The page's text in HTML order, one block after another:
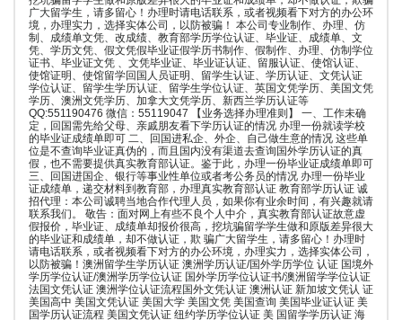
广大留学生，请多留心！办理时请电话联系，或者视频看下对方的办公环
境，办理实力，选择实体公司，以防被骗！ 本公司专业制作、办理、仿
制、成绩单文凭、改成绩、教育部学历学位认证、毕业证、成绩单、文
凭、学历文凭、假文凭假毕业证假学历书制作、假制作、办理、仿制学位
证书、毕业证文凭 、文凭毕业证、毕业证认证、留服认证、使馆认证、
使馆证明、使馆留学回国人员证明、留学生认证、学历认证、文凭认证
学位认证、留学生学历认证、留学生学位认证、英国文凭学历、美国文凭
学历、澳洲文凭学历、加拿大文凭学历、新西兰学历认证等
QQ:551190476 微信：55119047 【业务选择办理准则】 一、工作未确
定，回国需先给父母、亲戚朋友看下学历认证的情况 办理一份就读学校
的毕业证成绩单即可 二、回国进私企、外企、自己做生意的情况 这些单
位是不查询毕业证真伪的，而且国内没有渠道去查询国外学历认证的真
假，也不需要提供真实教育部认证。鉴于此，办理一份毕业证成绩单即可
三、回国进国企、银行等事业性单位或者考公务员的情况 办理一份毕业
证成绩单，递交材料到教育部，办理真实教育部认证 教育部学历认证 诚
招代理：本公司诚聘当地合作代理人员，如果你有业余时间，有兴趣就请
联系我们。 敬告：面对网上有些不良个人中介，真实教育部认证故意虚
假报价，毕业证、成绩单却报价很高，挖坑骗留学学生做和原版差异很大
的毕业证和成绩单，却不做认证，欺 骗广大留学生，请多留心！办理时
请电话联系，或者视频看下对方的办公环境，办理实力，选择实体公司，
以防被骗！澳洲留学生学历认证 澳洲学历认证/国外学历学位 认证 国境外
学历学位认证/澳洲学历学位认证 国外学历学位认证书/澳洲留学学位认证
法国文凭认证 澳洲学位认证流程国外文凭认证 澳洲认证 新加坡文凭认 证
美国高中 美国文凭认证 美国大学 美国文凭 美国查询 美国毕业证认证 美
国学历认证流程 美国文凭认证 纽约学历学位认证 美 国留学学历认证 海